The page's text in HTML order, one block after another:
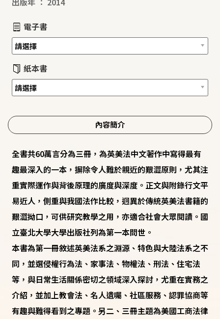
電子書
紙本書
內容簡介
全書共60萬言分為三冊，為英美法中文著作中寫得最有
趣最深入的一本，摒除令人難於親近的艱澀原則，尤其注
重實際運作與背後原理的廣度與深度。正文與附錄行文平
易近人，側重與我國法作比較，迥異於傳統英美法書籍的
艱澀拗口，可供研究教學之用，亦適合社會大眾閱讀。國
立臺北大學大學出版社列為第一本問世。
本書為第一冊敘述英美法系之淵源、特色與大陸法系之不
同，並選侵權行為法、家事法、物權法、刑法、住宅法
等，與日常生活關係密切之領域深入探討，尤重在實務之
介紹，並加上教會法、名人遺囑、社區服務、認罪協商等
有趣與難得看到之專題。另二、三冊主題為美國工商法律